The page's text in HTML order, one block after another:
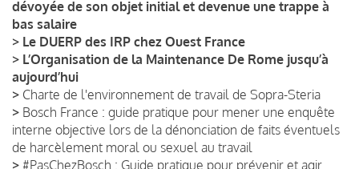
dévoyée de son objet initial et devenue une trappe à
bas salaire
> Le DUERP des IRP chez Ouest France
> L’Organisation de la Maintenance De Rome jusqu’à
aujourd’hui
> Charte de l'environnement de travail de Sopra-Steria
> Bosch France : guide pratique pour mener une enquête
interne objective lors de la dénonciation de faits éventuels
de harcèlement moral ou sexuel au travail
> #PasChezBosch : Guide pratique pour prévenir et agir